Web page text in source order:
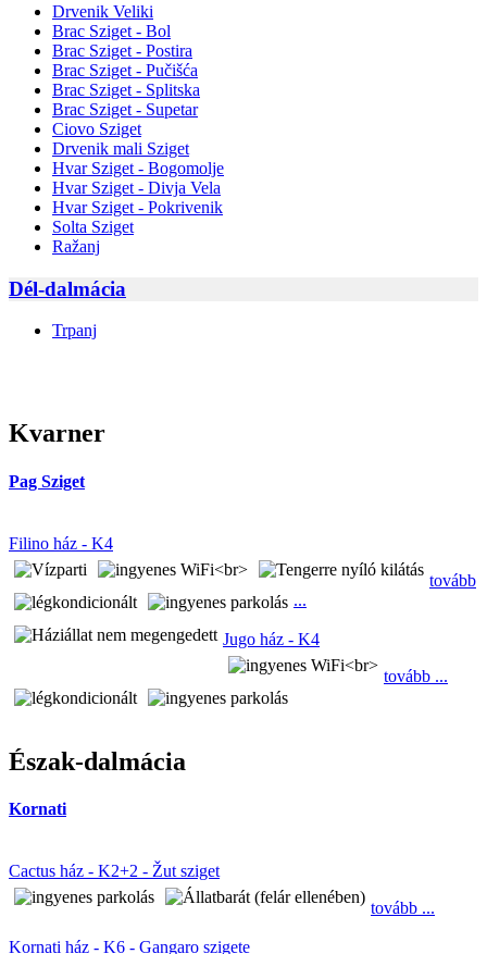
Drvenik Veliki
Brac Sziget - Bol
Brac Sziget - Postira
Brac Sziget - Pučišća
Brac Sziget - Splitska
Brac Sziget - Supetar
Ciovo Sziget
Drvenik mali Sziget
Hvar Sziget - Bogomolje
Hvar Sziget - Divja Vela
Hvar Sziget - Pokrivenik
Solta Sziget
Ražanj
Dél-dalmácia
Trpanj
Kvarner
Pag Sziget
Filino ház - K4
tovább
...
Jugo ház - K4
tovább ...
Észak-dalmácia
Kornati
Cactus ház - K2+2 - Žut sziget
tovább ...
Kornati ház - K6 - Gangaro szigete